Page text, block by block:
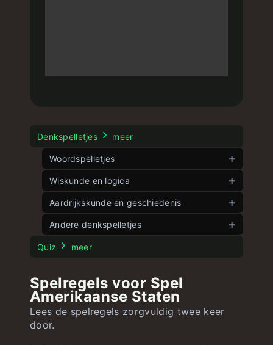
Denkspelletjes meer
Woordspelletjes
Dutch wordle
Dubbele woorden onbeperkt
Woordle onbeperkt
Snelle woorden
Wiskunde en logica
Spelhoek onbeperkt
Vijf hoeken onbeperkt
8 Schuifpuzzel
Spelgetallen onbeperkt
Grote vergelijking onbeperkt
Aardrijkskunde en geschiedenis
Spel vlaggen onbeperkt
Spel landen
Spel Amerikaanse vlaggen
Andere denkspelletjes
Stroop Test
Quiz meer
Spelregels voor Spel
Amerikaanse Staten
Lees de spelregels zorgvuldig twee keer
door.